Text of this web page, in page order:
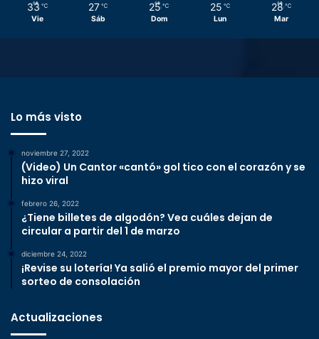
33 ℃
Vie
27 ℃
Sáb
25 ℃
Dom
25 ℃
Lun
28 ℃
Mar
Lo más visto
noviembre 27, 2022
(Video) Un Cantor «cantó» gol tico con el corazón y se
hizo viral
febrero 26, 2022
¿Tiene billetes de algodón? Vea cuáles dejan de
circular a partir del 1 de marzo
diciembre 24, 2022
¡Revise su lotería! Ya salió el premio mayor del primer
sorteo de consolación
Actualizaciones